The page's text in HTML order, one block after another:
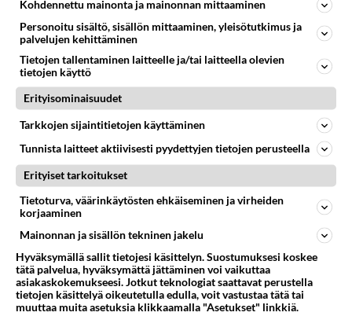
Olen luovuttanut
623
Mersumies201
Osallistu keskusteluun
Muistatko Mikkelin panttivankidraaman?
Jos SDP ei voita reilusti, persut kumoavat demokratian Suomesta
Uuden TTK-juontajan ympärillä epätietoisuus sakenee - Nyt MTV hämmentää soppaa
Kohdennettu mainonta ja mainonnan mittaaminen
Personoitu sisältö, sisällön mittaaminen, yleisötutkimus ja
palvelujen kehittäminen
Tietojen tallentaminen laitteelle ja/tai laitteella olevien
tietojen käyttö
Erityisominaisuudet
Tarkkojen sijaintitietojen käyttäminen
Tunnista laitteet aktiivisesti pyydettyjen tietojen perusteella
Erityiset tarkoitukset
Tietoturva, väärinkäytösten ehkäiseminen ja virheiden
korjaaminen
Mainonnan ja sisällön tekninen jakelu
Hyväksymällä sallit tietojesi käsittelyn. Suostumuksesi koskee
tätä palvelua, hyväksymättä jättäminen voi vaikuttaa
asiakaskokemukseesi. Jotkut teknologiat saattavat perustella
tietojen käsittelyä oikeutetulla edulla, voit vastustaa tätä tai
muuttaa muita asetuksia klikkaamalla "Asetukset" linkkiä.